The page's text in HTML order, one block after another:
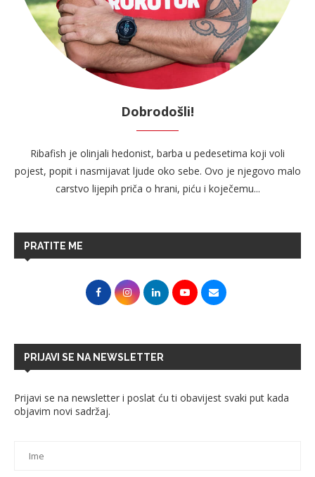
Dobrodošli!
Ribafish je olinjali hedonist, barba u pedesetima koji voli
pojest, popit i nasmijavat ljude oko sebe. Ovo je njegovo malo
carstvo lijepih priča o hrani, piću i koječemu...
PRATITE ME
PRIJAVI SE NA NEWSLETTER
Prijavi se na newsletter i poslat ću ti obavijest svaki put kada
objavim novi sadržaj.